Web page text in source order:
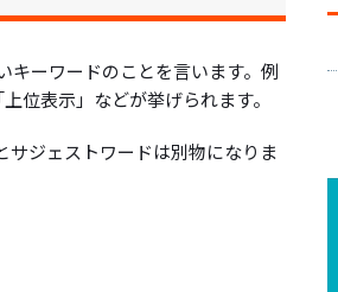
キーワードのことを言います。例
位表示」などが挙げられます。
ジェストワードは別物になりま